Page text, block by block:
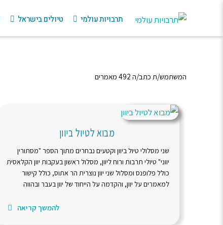
תרבויות עולמי טיולים בישראל
המשתמש/ת כתב/ה 492 מאמרים
מבוא לטיול ביוון
שני מסלולי טיול ביוון וקטעים נבחרים מתוך הספר "מסתורין
יווני" טיולי תרבות ורוח ליוון, מסלול ראשון בעקבות יוון הקלאסית
כולל פלופנס ומסלול שני יוון נוצרית הר אתוס, כולל קישור
למאמרים על יוון, והקדמה על הייחוד של יוון בעבר ובהווה
להמשך קריאה